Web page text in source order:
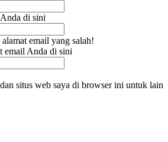
di sini
email yang salah!
email Anda di sini
situs web saya di browser ini untuk lain